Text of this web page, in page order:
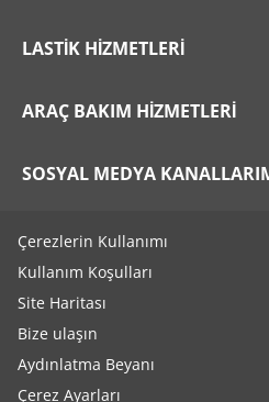
LASTIK HIZMETLERI
ARAÇ BAKIM HIZMETLERI
SOSYAL MEDYA
Çerezlerin Kullanımı
Kullanım Koşulları
Site Haritası
Bize ulaşın
Aydınlatma Beyanı
Çerez Ayarları